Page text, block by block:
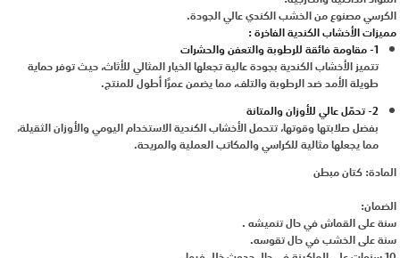
الكرسي مصنوع من الخشب الكندي عالي الجودة.
مميزات الأخشاب الكندية الفاخرة :
1- مقاومة فائقة للرطوبة والتعفن والحشرات
تتميز الأخشاب الكندية بجودة عالية تجعلها الخيار المثالي للأثاث، حيث توفر حماية
طويلة الأمد ضد الرطوبة والتلف، مما يضمن عمرًا أطول للمنتج.
2- تحمّل عالي للأوزان والمتانة
بفضل صلابتها وقوتها، تتحمل الأخشاب الكندية الاستخدام اليومي والأوزان الثقيلة،
مما يجعلها مثالية للكراسي والمكاتب العملية والمريحة.
المادة: كتان مبطن
الضمان:
سنة على القماش في حال تنميشه .
سنة على الخشب في حال تقوسه.